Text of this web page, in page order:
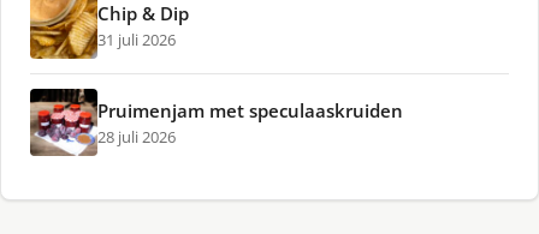
Chip & Dip
31 juli 2026
Pruimenjam met speculaaskruiden
28 juli 2026